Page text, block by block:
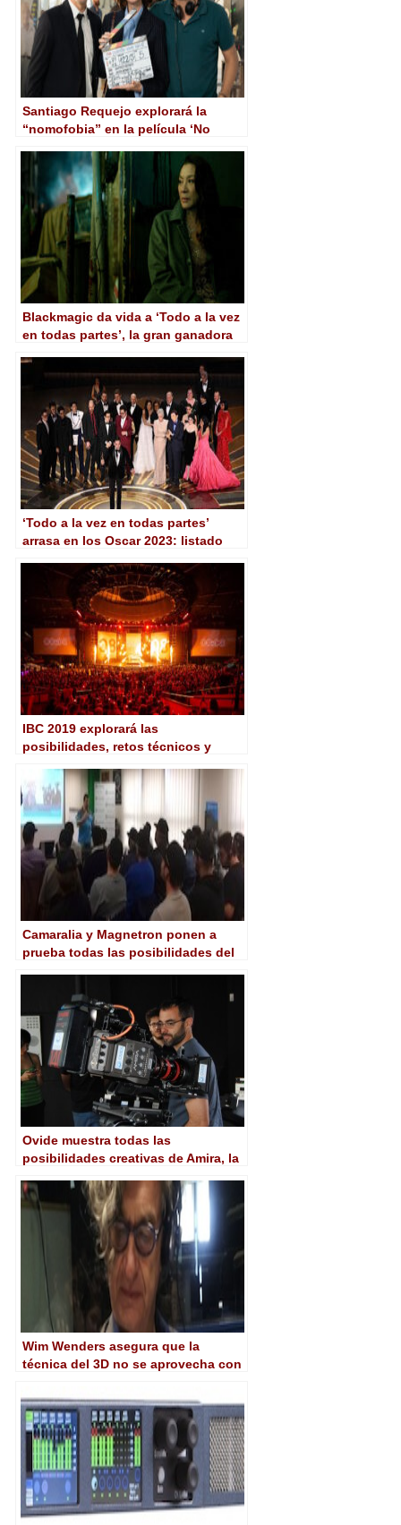
Santiago Requejo explorará la
“nomofobia” en la película ‘No
Blackmagic da vida a ‘Todo a la vez
en todas partes’, la gran ganadora
‘Todo a la vez en todas partes’
arrasa en los Oscar 2023: listado
IBC 2019 explorará las
posibilidades, retos técnicos y
Camaralia y Magnetron ponen a
prueba todas las posibilidades del
Ovide muestra todas las
posibilidades creativas de Amira, la
de ARRI
Wim Wenders asegura que la
técnica del 3D no se aprovecha con